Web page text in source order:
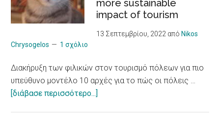
ατόμων
με
χρόνια
/
Social
more sustainable
impact of tourism
13 Σεπτεμβρίου, 2022 από Nikos
Chrysogelos
1 σχόλιο
Διακήρυξη των φιλικών στον τουρισμό πόλεων για πιο
υπεύθυνο μοντέλο 10 αρχές για το πώς οι πόλεις …
[διάβασε περισσότερο...]